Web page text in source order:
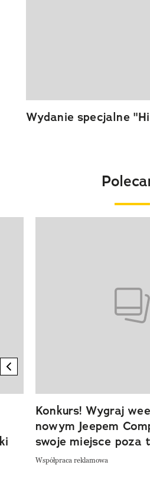
Wydanie specjalne
previous element
Konkurs! Wygraj
nowym Jeepem
swoje miejsce poza
Współpraca reklamowa